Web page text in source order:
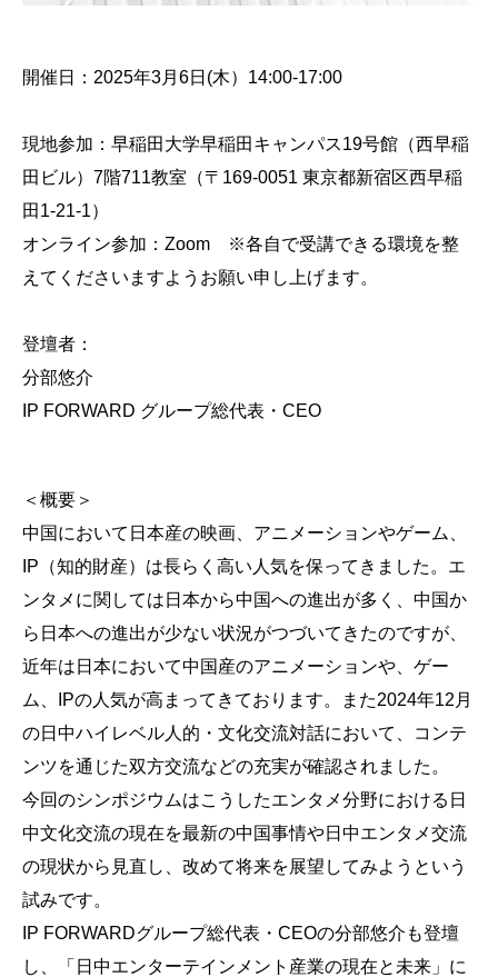
開催日：2025年3月6日(木）14:00-17:00
現地参加：早稲田大学早稲田キャンパス19号館（西早稲
田ビル）7階711教室（〒169-0051 東京都新宿区西早稲
田1-21-1）
オンライン参加：Zoom ※各自で受講できる環境を整
えてくださいますようお願い申し上げます。
登壇者：
分部悠介
IP FORWARD グループ総代表・CEO
＜概要＞
中国において日本産の映画、アニメーションやゲーム、
IP（知的財産）は長らく高い人気を保ってきました。エ
ンタメに関しては日本から中国への進出が多く、中国か
ら日本への進出が少ない状況がつづいてきたのですが、
近年は日本において中国産のアニメーションや、ゲー
ム、IPの人気が高まってきております。また2024年12月
の日中ハイレベル人的・文化交流対話において、コンテ
ンツを通じた双方交流などの充実が確認されました。
今回のシンポジウムはこうしたエンタメ分野における日
中文化交流の現在を最新の中国事情や日中エンタメ交流
の現状から見直し、改めて将来を展望してみようという
試みです。
IP FORWARDグループ総代表・CEOの分部悠介も登壇
し、「日中エンターテインメント産業の現在と未来」に